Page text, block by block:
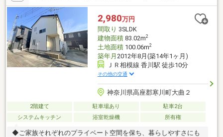
いにゆとりをプラスします♪◆1階には畳敷き空間を取り入れた主
寝室と、季節用品やアウトドア用品などの収納にも便利な畳敷き
納戸を備え、更に2部屋共に畳敷きの下に収納可能な仕様を加え、
豊富な収納で住空間をスッキリ保つことができます◇◆
2,980万円
間取り 3SLDK
建物面積83.02m2
土地面積100.06m2
築年月 2012年8月(築14年1ヶ月)
ＪＲ相模線 香川駅 徒歩10分
その他の交通
神奈川県高座郡寒川町大曲２
2階建て 駐車場あり
駐車2台
システムキッチン
浴室乾燥機 所有権
◆ご家族それぞれのプライベート空間を保ち、暮らしやすさにも